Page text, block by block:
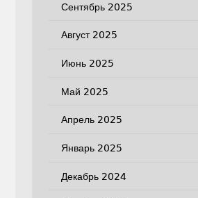
Сентябрь 2025
Август 2025
Июнь 2025
Май 2025
Апрель 2025
Январь 2025
Декабрь 2024